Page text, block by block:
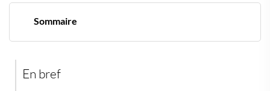
Sommaire
Les mutualistes s'y mettent aussi, avec prudence
En bref